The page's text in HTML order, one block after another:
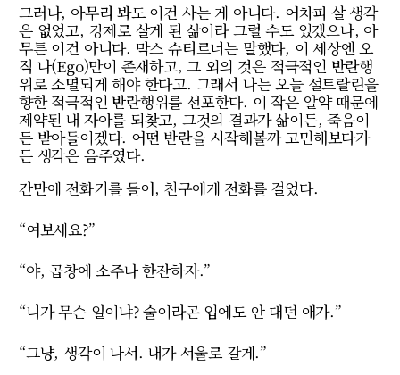
그러나, 아무리 봐도 이건 사는 게 아니다. 어차피 살 생각
은 없었고, 강제로 살게 된 삶이라 그럴 수도 있겠으나, 아
무튼 이건 아니다. 막스 슈티르너는 말했다, 이 세상엔 오
직 나(Ego)만이 존재하고, 그 외의 것은 적극적인 반란행
위로 소멸되게 해야 한다고. 그래서 나는 오늘 설트랄린을
향한 적극적인 반란행위를 선포한다. 이 작은 알약 때문에
제약된 내 자아를 되찾고, 그것의 결과가 삶이든, 죽음이
든 받아들이겠다. 어떤 반란을 시작해볼까 고민해보다가
든 생각은 음주였다.
간만에 전화기를 들어, 친구에게 전화를 걸었다.
“여보세요?”
“야, 곱창에 소주나 한잔하자.”
“니가 무슨 일이냐? 술이라곤 입에도 안 대던 애가.”
“그냥, 생각이 나서. 내가 서울로 갈게.”